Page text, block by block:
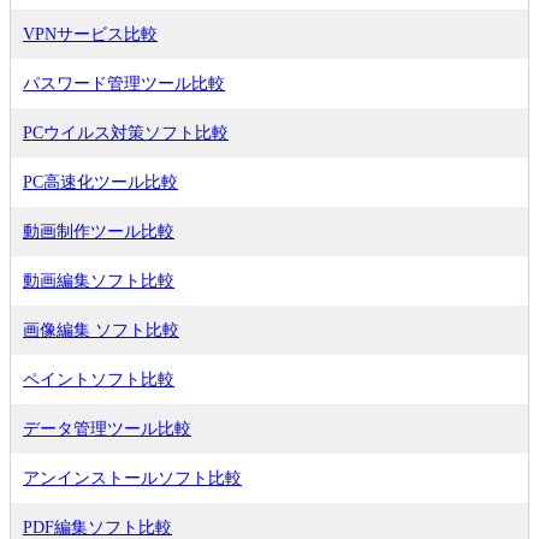
VPNサービス比較
パスワード管理ツール比較
PCウイルス対策ソフト比較
PC高速化ツール比較
動画制作ツール比較
動画編集ソフト比較
画像編集 ソフト比較
ペイントソフト比較
データ管理ツール比較
アンインストールソフト比較
PDF編集ソフト比較